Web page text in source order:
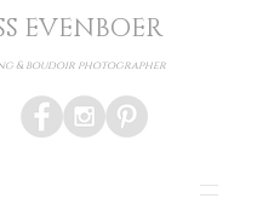
EVENBOER
& boudoir photographer